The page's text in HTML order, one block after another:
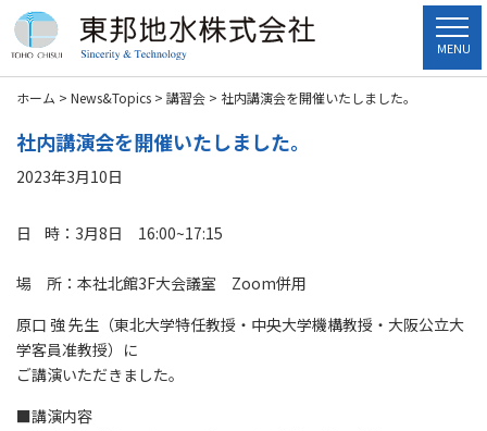
MENU
ホーム > News&Topics > 講習会 > 社内講演会を開催いたしました。
社内講演会を開催いたしました。
2023年3月10日
日 時：3月8日 16:00~17:15
場 所：本社北館3F大会議室 Zoom併用
原口 強 先生（東北大学特任教授・中央大学機構教授・大阪公立大
学客員准教授）に
ご講演いただきました。
■講演内容